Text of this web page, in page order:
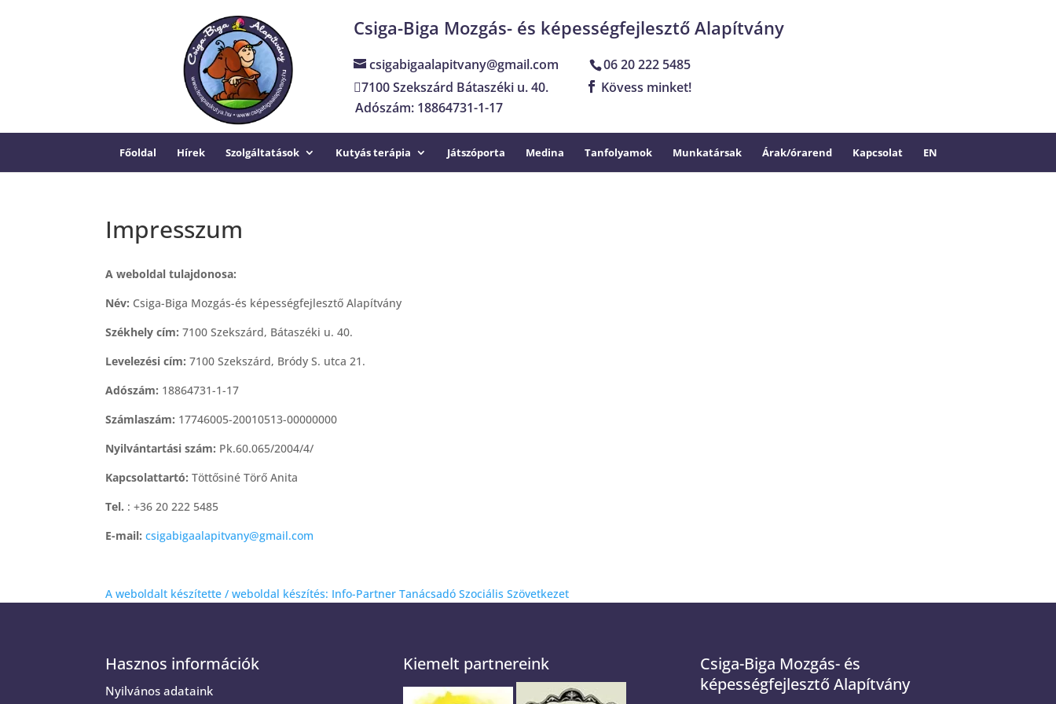
Csiga-Biga Mozgás- és képességfejlesztő Alapítvány
csigabigaalapitvany@gmail.com
06 20 222 5485
7100 Szekszárd Bátaszéki u. 40.
Kövess minket!
Adószám: 18864731-1-17
Főoldal Hírek Szolgáltatások Kutyás terápia Játszóporta Medina Tanfolyamok Munkatársak Árak/órarend Kapcsolat EN
Impresszum
A weboldal tulajdonosa:
Név: Csiga-Biga Mozgás-és képességfejlesztő Alapítvány
Székhely cím: 7100 Szekszárd, Bátaszéki u. 40.
Levelezési cím: 7100 Szekszárd, Bródy S. utca 21.
Adószám: 18864731-1-17
Számlaszám: 17746005-20010513-00000000
Nyilvántartási szám: Pk.60.065/2004/4/
Kapcsolattartó: Töttősiné Törő Anita
Tel. : +36 20 222 5485
E-mail: csigabigaalapitvany@gmail.com
A weboldalt készítette / weboldal készítés: Info-Partner Tanácsadó Szociális Szövetkezet
Hasznos információk
Nyilvános adataink
Kiemelt partnereink
Csiga-Biga Mozgás- és
képességfejlesztő Alapítvány